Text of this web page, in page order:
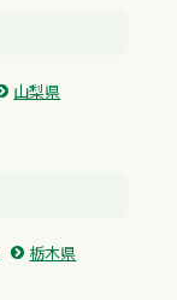
山梨県
栃木県